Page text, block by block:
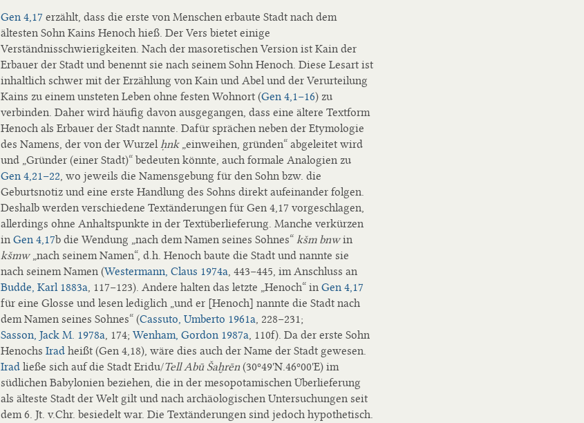
Gen 4,17 erzählt, dass die erste von Menschen erbaute Stadt nach dem
ältesten Sohn Kains Henoch hieß. Der Vers bietet einige
Verständnisschwierigkeiten. Nach der masoretischen Version ist Kain der
Erbauer der Stadt und benennt sie nach seinem Sohn Henoch. Diese Lesart ist
inhaltlich schwer mit der Erzählung von Kain und Abel und der Verurteilung
Kains zu einem unsteten Leben ohne festen Wohnort (Gen 4,1−16) zu
verbinden. Daher wird häufig davon ausgegangen, dass eine ältere Textform
Henoch als Erbauer der Stadt nannte. Dafür sprächen neben der Etymologie
des Namens, der von der Wurzelḥnk„einweihen, gründen“ abgeleitet wird
und „Gründer (einer Stadt)“ bedeuten könnte, auch formale Analogien zu
Gen 4,21–22, wo jeweils die Namensgebung für den Sohn bzw. die
Geburtsnotiz und eine erste Handlung des Sohns direkt aufeinander folgen.
Deshalb werden verschiedene Textänderungen für Gen 4,17 vorgeschlagen,
allerdings ohne Anhaltspunkte in der Textüberlieferung. Manche verkürzen
in Gen 4,17b die Wendung „nach dem Namen seines Sohnes“ kšm bnwin
kšmw„nach seinem Namen“, d.h. Henoch baute die Stadt und nannte sie
nach seinem Namen (Westermann, Claus 1974a, 443−445, im Anschluss an
Budde, Karl 1883a, 117−123). Andere halten das letzte „Henoch“ in Gen 4,17
für eine Glosse und lesen lediglich „und er [Henoch] nannte die Stadt nach
dem Namen seines Sohnes“ (Cassuto, Umberto 1961a, 228−231;
Sasson, Jack M. 1978a, 174; Wenham, Gordon 1987a, 110f). Da der erste Sohn
Henochs Irad heißt (Gen 4,18), wäre dies auch der Name der Stadt gewesen.
Irad ließe sich auf die Stadt Eridu/Tell Abū Šaḫrēn (30º49'N.46º00'E) im
südlichen Babylonien beziehen, die in der mesopotamischen Überlieferung
als älteste Stadt der Welt gilt und nach archäologischen Untersuchungen seit
dem 6. Jt. v.Chr. besiedelt war. Die Textänderungen sind jedoch hypothetisch.